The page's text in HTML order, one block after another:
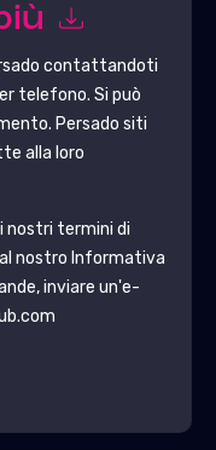
contattandoti
telefono. Si può
Persado siti
alla loro
nostri termini di
nostro Informativa
inviare un'e-